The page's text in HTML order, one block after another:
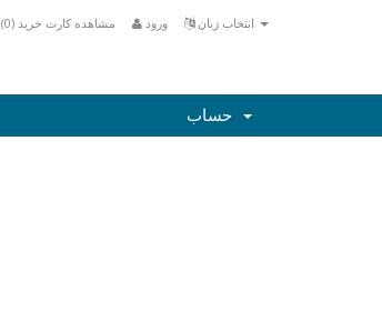
ورود مشاهده کارت خرید (0
)